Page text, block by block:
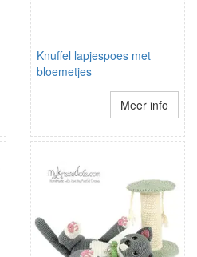
Knuffel lapjespoes met
bloemetjes
Meer info